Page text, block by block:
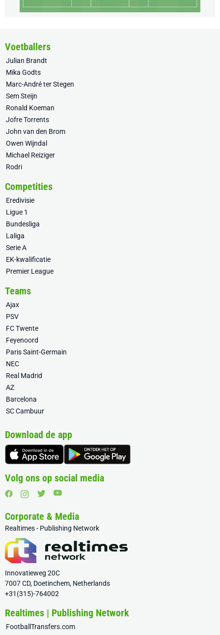
Voetballers
Julian Brandt
Mika Godts
Marc-André ter Stegen
Sem Steijn
Ronald Koeman
Jofre Torrents
John van den Brom
Owen Wijndal
Michael Reiziger
Rodri
Competities
Eredivisie
Ligue 1
Bundesliga
Laliga
Serie A
EK-kwalificatie
Premier League
Teams
Ajax
PSV
FC Twente
Feyenoord
Paris Saint-Germain
NEC
Real Madrid
AZ
Barcelona
SC Cambuur
Download de app
Volg ons op social media
Corporate & Media
Realtimes - Publishing Network
Innovatieweg 20C
7007 CD, Doetinchem, Netherlands
+31(315)-764002
Realtimes | Publishing Network
FootballTransfers.com